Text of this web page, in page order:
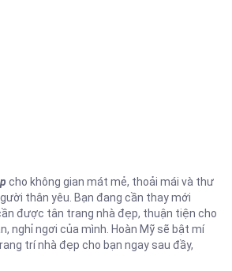
cho không gian mát mẻ, thoải mái và thư
thân yêu. Bạn đang cần thay mới
được tân trang nhà đẹp, thuận tiện cho
nghỉ ngơi của mình. Hoàn Mỹ sẽ bật mí
trí nhà đẹp cho bạn ngay sau đầy,